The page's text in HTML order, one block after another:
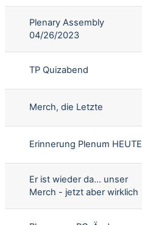
Plenary Assembly
04/26/2023
TP Quizabend
Merch, die Letzte
Erinnerung Plenum HEUTE
Er ist wieder da... unser
Merch - jetzt aber wirklich